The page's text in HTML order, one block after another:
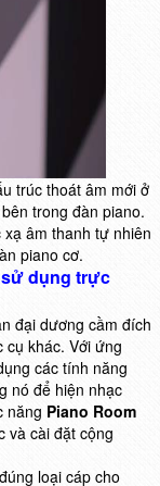
trúc thoát âm mới ở
trong đàn piano.
âm thanh tự nhiên
piano cơ.
sử dụng trực
đại dương cầm đích
khác. Với ứng
các tính năng
nó để hiện nhạc
năng Piano Room
và cài đặt cộng
loại cáp cho